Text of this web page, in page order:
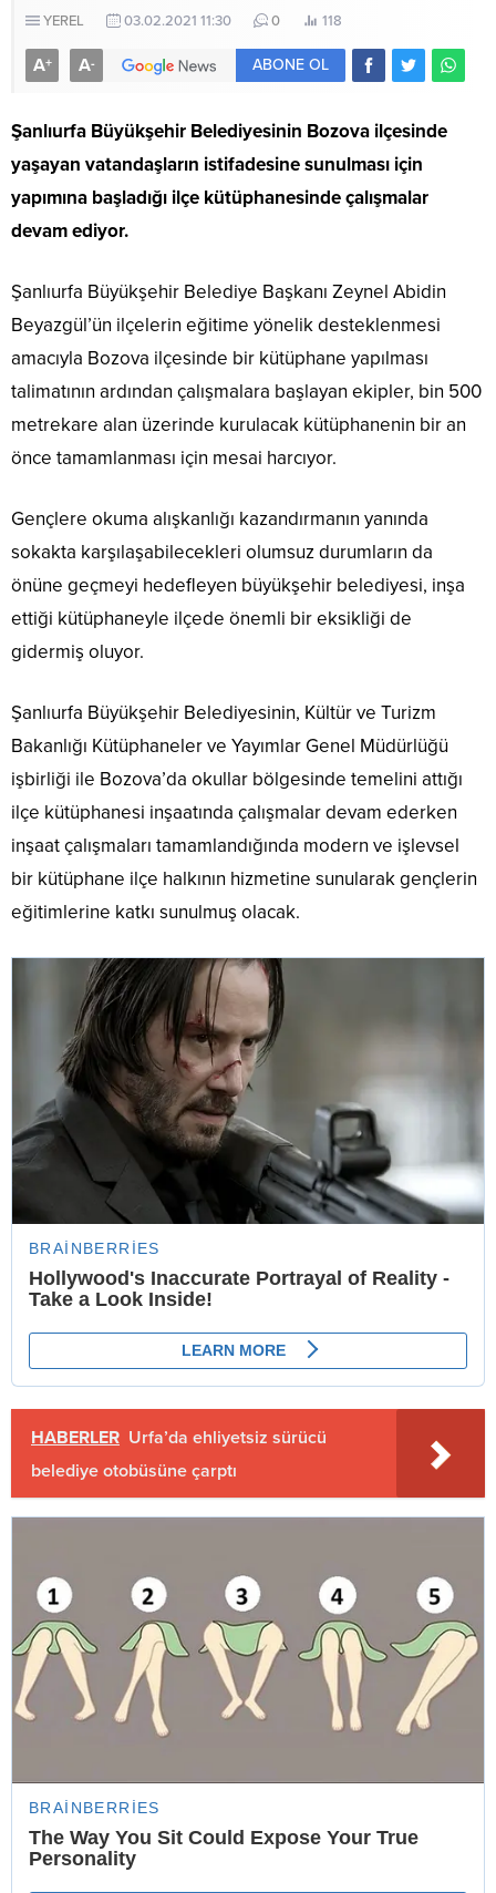
YEREL 03.02.2021 11:30 0 118
A+ A- ABONE OL
Şanlıurfa Büyükşehir Belediyesinin Bozova ilçesinde
yaşayan vatandaşların istifadesine sunulması için
yapımına başladığı ilçe kütüphanesinde çalışmalar
devam ediyor.
Şanlıurfa Büyükşehir Belediye Başkanı Zeynel Abidin
Beyazgül’ün ilçelerin eğitime yönelik desteklenmesi
amacıyla Bozova ilçesinde bir kütüphane yapılması
talimatının ardından çalışmalara başlayan ekipler, bin 500
metrekare alan üzerinde kurulacak kütüphanenin bir an
önce tamamlanması için mesai harcıyor.
Gençlere okuma alışkanlığı kazandırmanın yanında
sokakta karşılaşabilecekleri olumsuz durumların da
önüne geçmeyi hedefleyen büyükşehir belediyesi, inşa
ettiği kütüphaneyle ilçede önemli bir eksikliği de
gidermiş oluyor.
Şanlıurfa Büyükşehir Belediyesinin, Kültür ve Turizm
Bakanlığı Kütüphaneler ve Yayımlar Genel Müdürlüğü
işbirliği ile Bozova’da okullar bölgesinde temelini attığı
ilçe kütüphanesi inşaatında çalışmalar devam ederken
inşaat çalışmaları tamamlandığında modern ve işlevsel
bir kütüphane ilçe halkının hizmetine sunularak gençlerin
eğitimlerine katkı sunulmuş olacak.
HABERLER Urfa’da ehliyetsiz sürücü
belediye otobüsüne çarptı